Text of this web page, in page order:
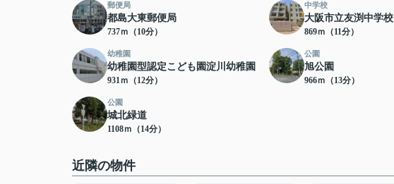
郵便局
都島大東郵便局
737ｍ（10分）
中学校
大阪市立友渕中学校
869ｍ（11分）
幼稚園
幼稚園型認定こども園淀川幼稚園
931ｍ（12分）
公園
旭公園
966ｍ（13分）
公園
城北緑道
1108ｍ（14分）
近隣の物件